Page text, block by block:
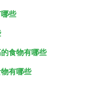
些
食物有哪些
有哪些